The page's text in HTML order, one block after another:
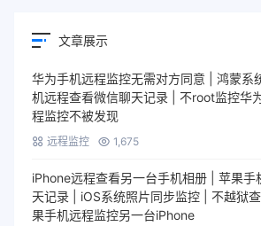
文章展示
华为手机远程监控无需对方同意 | 鸿蒙系
机远程查看微信聊天记录 | 不root监控华
程监控不被发现
远程监控 1,675
iPhone远程查看另一台手机相册 | 苹果手
天记录 | iOS系统照片同步监控 | 不越狱
果手机远程监控另一台iPhone